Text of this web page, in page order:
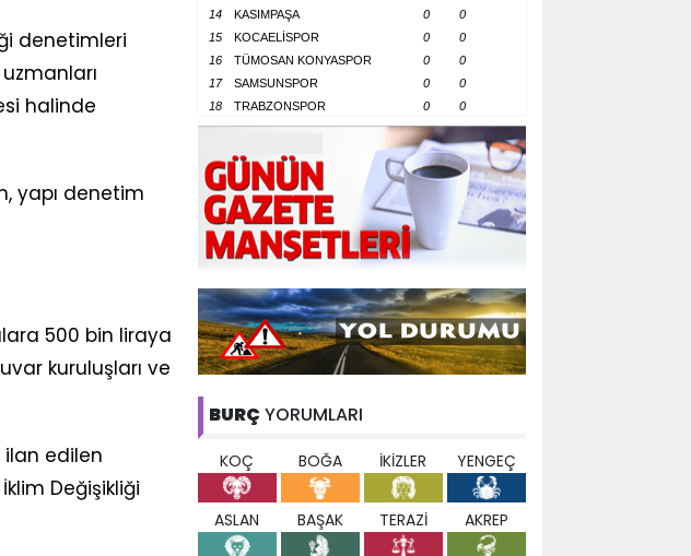
denetimleri
halinde
yapı denetim
500 bin liraya
kuruluşları ve
ilan edilen
Değişikliği
14
KASIMPAŞA 0
0
15
KOCAELİSPOR 0
0
16
TÜMOSAN KONYASPOR 0
0
17
SAMSUNSPOR 0
0
18
TRABZONSPOR 0 0
BURÇ YORUMLARI
KOÇ BOĞA İKİZLER YENGEÇ
ASLAN BAŞAK TERAZİ AKREP